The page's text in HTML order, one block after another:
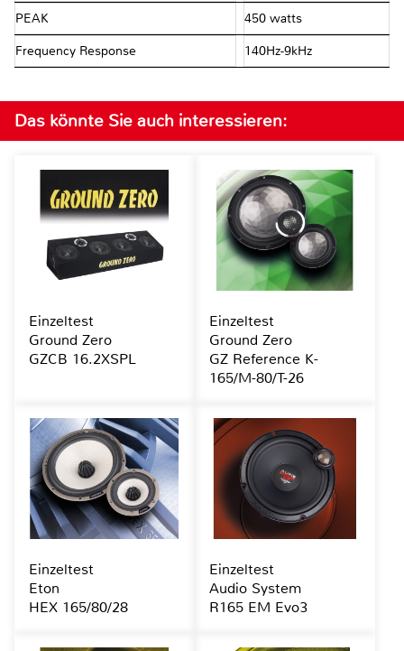
PEAK 450 watts
Frequency Response 140Hz-9kHz
Das könnte Sie auch interessieren:
Einzeltest
Ground Zero
GZCB 16.2XSPL
Einzeltest
Ground Zero
GZ Reference K-
165/M-80/T-26
Einzeltest
Eton
HEX 165/80/28
Einzeltest
Audio System
R165 EM Evo3